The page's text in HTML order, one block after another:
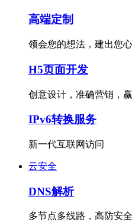
高端定制
领会您的想法，建出您
H5页面开发
创意设计，准确营销，
IPv6转换服务
新一代互联网访问
云安全
DNS解析
多节点多线路，高防安